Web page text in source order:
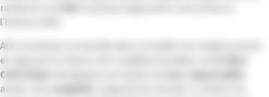
résidents et
l’horizon 2026.
Afin d’anticiper la densification et faciliter les déplacements
en agissant en faveur des mobilités durables, la
Côte d’Azur
autour de la